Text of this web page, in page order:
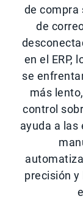
de compra
de
en el ERP,
se
más
control
ayuda a las
precisión y